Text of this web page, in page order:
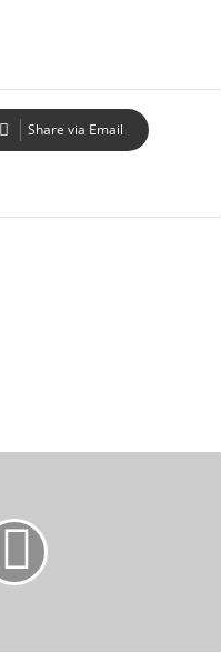
Share via Email